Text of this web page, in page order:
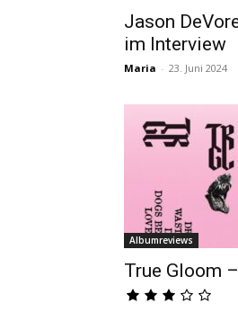
Jason
im Interview
Maria - 23. Juni 2024
Albumreviews
True Gloom